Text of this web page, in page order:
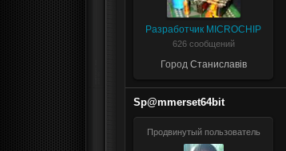
Разработчик MICROCHIP
626 сообщений
Город Станиславів
Sp@mmerset64bit
Продвинутый пользователь